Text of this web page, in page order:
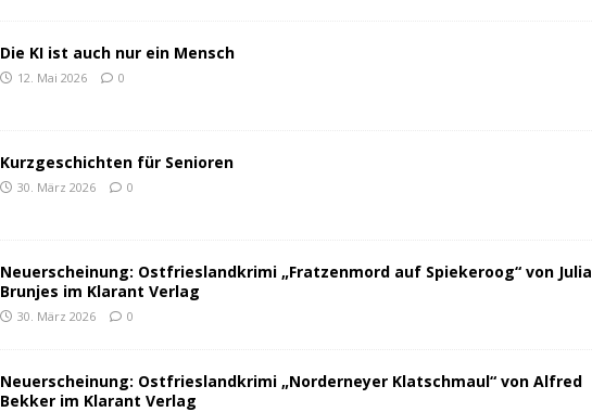
Die KI ist auch nur ein Mensch
12. Mai 2026 0
Kurzgeschichten für Senioren
30. März 2026 0
Neuerscheinung: Ostfrieslandkrimi „Fratzenmord auf Spiekeroog“ von Julia
Brunjes im Klarant Verlag
30. März 2026 0
Neuerscheinung: Ostfrieslandkrimi „Norderneyer Klatschmaul“ von Alfred
Bekker im Klarant Verlag